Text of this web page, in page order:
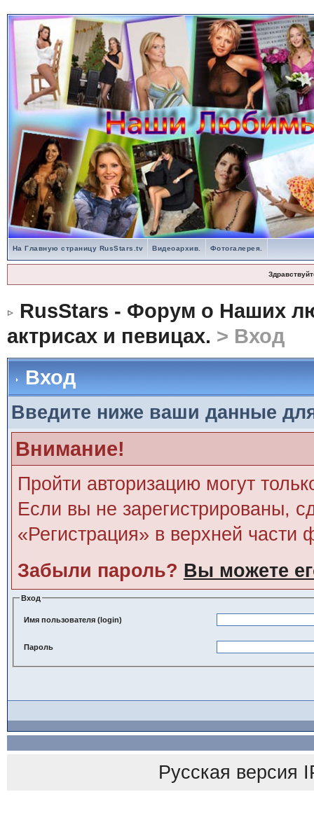
На Главную страницу RusStars.tv Видеоархив. Фотогалерея.
RusStars - Форум о Наших
актрисах и певицах. > Вход
Вход
Введите ниже ваши данные
Внимание!
Пройти авторизацию могут
Если вы не зарегистрированы,
«Регистрация» в верхней части
Забыли пароль? Вы можете
Вход
Имя пользователя (login)
Пароль
Русская версия